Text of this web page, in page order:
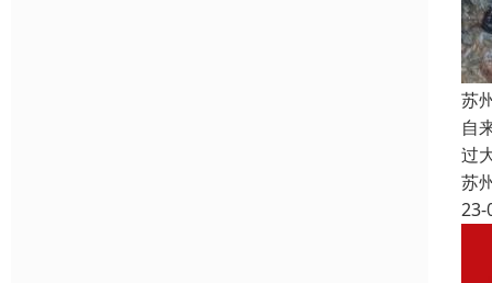
苏
自
过
苏
23-